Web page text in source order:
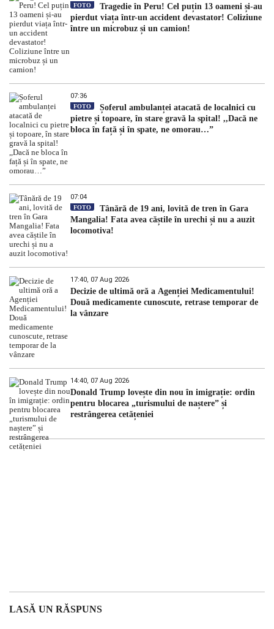
FOTO
Tragedie în Peru! Cel puțin 13 oameni și-au
pierdut viața într-un accident devastator! Coliziune
între un microbuz și un camion!
07:36
FOTO
Șoferul ambulanței atacată de localnici cu
pietre și topoare, în stare gravă la spital! ,,Dacă ne
bloca în față și în spate, ne omorau…”
07:04
FOTO
Tânără de 19 ani, lovită de tren în Gara
Mangalia! Fata avea căștile în urechi și nu a auzit
locomotiva!
17:40, 07 Aug 2026
Decizie de ultimă oră a Agenției Medicamentului!
Două medicamente cunoscute, retrase temporar de
la vânzare
14:40, 07 Aug 2026
Donald Trump lovește din nou în imigrație: ordin
pentru blocarea „turismului de naștere” și
restrângerea cetățeniei
LASĂ UN RĂSPUNS